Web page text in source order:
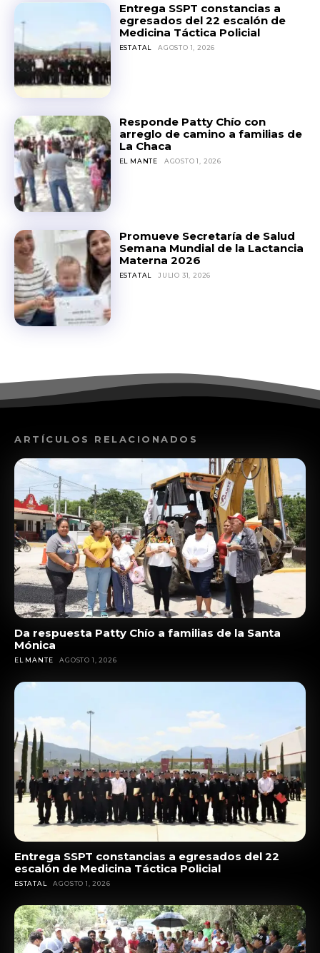
Entrega SSPT constancias a
egresados del 22 escalón de
Medicina Táctica Policial
ESTATAL AGOSTO 1, 2026
Responde Patty Chío con
arreglo de camino a familias de
La Chaca
EL MANTE AGOSTO 1, 2026
Promueve Secretaría de Salud
Semana Mundial de la Lactancia
Materna 2026
ESTATAL JULIO 31, 2026
ARTÍCULOS RELACIONADOS
Da respuesta Patty Chío a familias de la Santa
Mónica
EL MANTE AGOSTO 1, 2026
Entrega SSPT constancias a egresados del 22
escalón de Medicina Táctica Policial
ESTATAL AGOSTO 1, 2026